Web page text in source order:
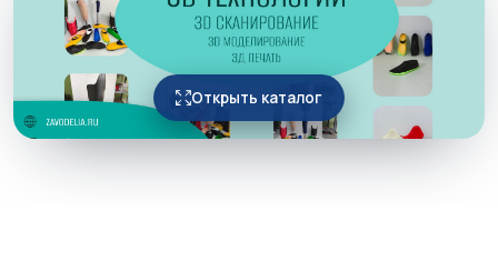
Открыть каталог